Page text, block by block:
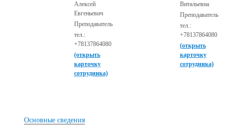
Алексей
Евгеньевич
Преподаватель
тел.:
+78137864080
(открыть
карточку
сотрудника)
Витальевна
Преподаватель
тел.:
+78137864080
(открыть
карточку
сотрудника)
Основные сведения